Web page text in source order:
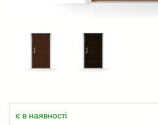
є в наявності